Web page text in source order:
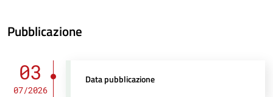
Pubblicazione
03
07/2026
Data pubblicazione